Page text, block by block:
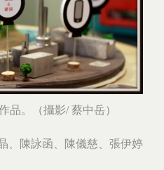
品。（攝影/ 蔡中岳）
、陳詠函、陳儀慈、張伊婷